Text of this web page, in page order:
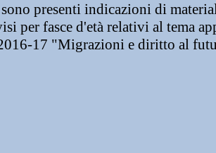
presenti indicazioni di
per fasce d'età relativi al tema
17 "Migrazioni e diritto al